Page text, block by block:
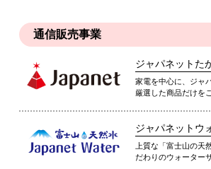
通信販売事業
ジャパネットた
家電を中心に、ジャ
厳選した商品だけを
ジャパネットウ
上質な「富士山の天
だわりのウォーター